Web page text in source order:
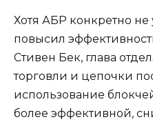
Хотя АБР конкретно
повысил
Стивен Бек, глава
торговли и цепочки
использование
более эффективной,